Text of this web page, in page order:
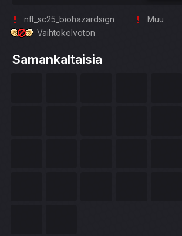
nft_sc25_biohazardsign Muu
Vaihtokelvoton
Samankaltaisia